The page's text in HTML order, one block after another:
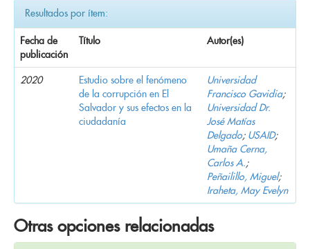
Resultados por ítem:
Fecha de
publicación
Título Autor(es)
2020
Estudio sobre el fenómeno
de la corrupción en El
Salvador y sus efectos en la
ciudadanía
Universidad
Francisco Gavidia;
Universidad Dr.
José Matías
Delgado; USAID;
Umaña Cerna,
Carlos A.;
Peñailillo, Miguel;
Iraheta, May Evelyn
Otras opciones relacionadas